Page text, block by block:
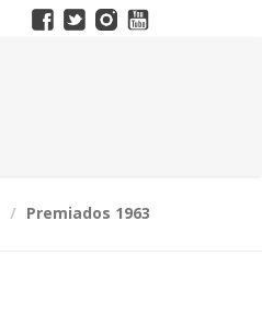
Premiados 1963